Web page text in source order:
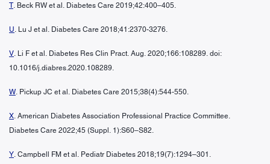
T. Beck RW et al. Diabetes Care 2019;42:400–405.
U. Lu J et al. Diabetes Care 2018;41:2370-3276.
V. Li F et al. Diabetes Res Clin Pract. Aug. 2020;166:108289. doi:
10.1016/j.diabres.2020.108289.
W. Pickup JC et al. Diabetes Care 2015;38(4):544-550.
X. American Diabetes Association Professional Practice Committee.
Diabetes Care 2022;45 (Suppl. 1):S60–S82.
Y. Campbell FM et al. Pediatr Diabetes 2018;19(7):1294–301.